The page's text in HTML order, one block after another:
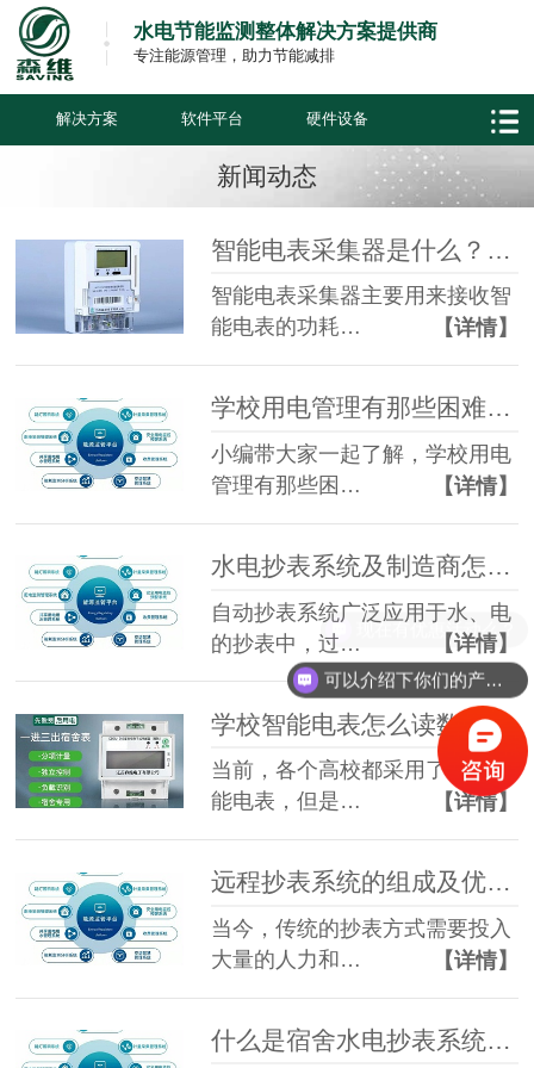
水电节能监测整体解决方案提供商
专注能源管理，助力节能减排
解决方案 软件平台 硬件设备
新闻动态
智能电表采集器是什么？什么是智能电表采集器？
智能电表采集器主要用来接收智
能电表的功耗…
【详情】
学校用电管理有那些困难，及校园电表计费系统怎么帮忙解决及它的优势
小编带大家一起了解，学校用电
管理有那些困…
【详情】
水电抄表系统及制造商怎么选？
自动抄表系统广泛应用于水、电
的抄表中，过…
【详情】
学校智能电表怎么读数？可否依靠远程抄表系统读数？
当前，各个高校都采用了学校智
能电表，但是…
【详情】
远程抄表系统的组成及优势？
当今，传统的抄表方式需要投入
大量的人力和…
【详情】
什么是宿舍水电抄表系统，它有哪些优势？
可以介绍下你们的产品么？
现在有优惠活动么？